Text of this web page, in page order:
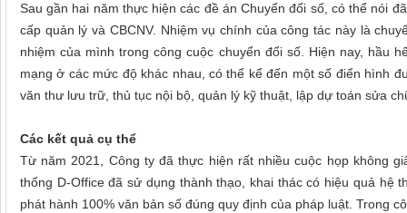
Sau gần hai năm thực hiện các đề án Chuyển đổi số, có thể nói
cấp quản lý và CBCNV. Nhiệm vụ chính của công tác này là
nhiệm của mình trong công cuộc chuyển đổi số.
Hiện nay, hầu
mạng ở các mức độ khác nhau, có thể kể đến một số điển hình
văn thư lưu trữ, thủ tục nội bộ, quản lý kỹ thuật, lập dự toán sửa
Các kết quả cụ thể
Từ năm 2021, Công ty đã thực hiện rất nhiều cuộc họp không
thống D-Office đã sử dụng thành thạo, khai thác có hiệu quả hệ
phát hành 100% văn bản số đúng quy định của pháp luật. Trong